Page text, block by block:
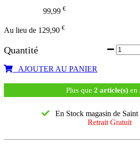
99,99 €
Au lieu de 129,90 €
Quantité
AJOUTER AU PANIER
Plus que 2 article(s)en
En Stock magasin de Saint
Retrait Gratuit